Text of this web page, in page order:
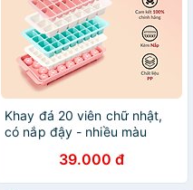
Khay đá 20 viên chữ nhật,
có nắp đậy - nhiều màu
39.000 đ